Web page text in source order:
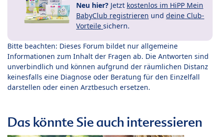
Neu hier? Jetzt kostenlos im HiPP Mein
BabyClub registrieren und deine Club-
Vorteile sichern.
Bitte beachten: Dieses Forum bildet nur allgemeine
Informationen zum Inhalt der Fragen ab. Die Antworten sind
unverbindlich und können aufgrund der räumlichen Distanz
keinesfalls eine Diagnose oder Beratung für den Einzelfall
darstellen oder einen Arztbesuch ersetzen.
Das könnte Sie auch interessieren